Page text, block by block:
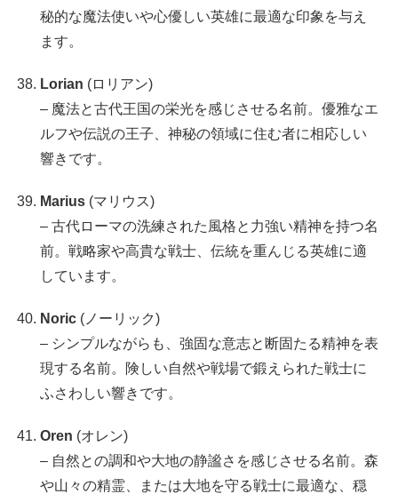
秘的な魔法使いや心優しい英雄に最適な印象を与え
ます。
Lorian (ロリアン)
– 魔法と古代王国の栄光を感じさせる名前。優雅なエ
ルフや伝説の王子、神秘の領域に住む者に相応しい
響きです。
Marius (マリウス)
– 古代ローマの洗練された風格と力強い精神を持つ名
前。戦略家や高貴な戦士、伝統を重んじる英雄に適
しています。
Noric (ノーリック)
– シンプルながらも、強固な意志と断固たる精神を表
現する名前。険しい自然や戦場で鍛えられた戦士に
ふさわしい響きです。
Oren (オレン)
– 自然との調和や大地の静謐さを感じさせる名前。森
や山々の精霊、または大地を守る戦士に最適な、穏